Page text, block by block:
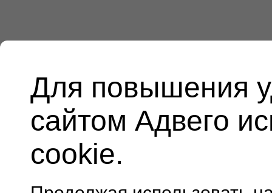
Для повышения
сайтом Адвего
cookie.